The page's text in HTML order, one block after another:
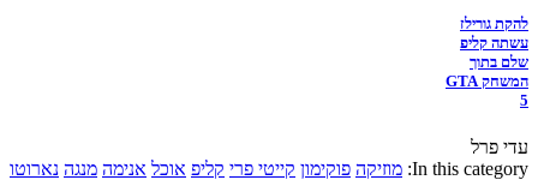
להקת גורילז
עשתה קליפ
שלם בתוך
המשחק GTA
5
עדי פרל
In this category: מוזיקה פוקימון קייטי פרי קליפ אוכל אנימה מנגה נארוטו